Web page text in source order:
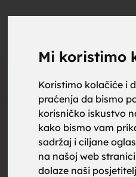
Mi koristimo
Koristimo kolačiće i
praćenja da bismo
korisničko iskustvo
kako bismo vam
sadržaj i ciljane
na našoj web
dolaze naši
za